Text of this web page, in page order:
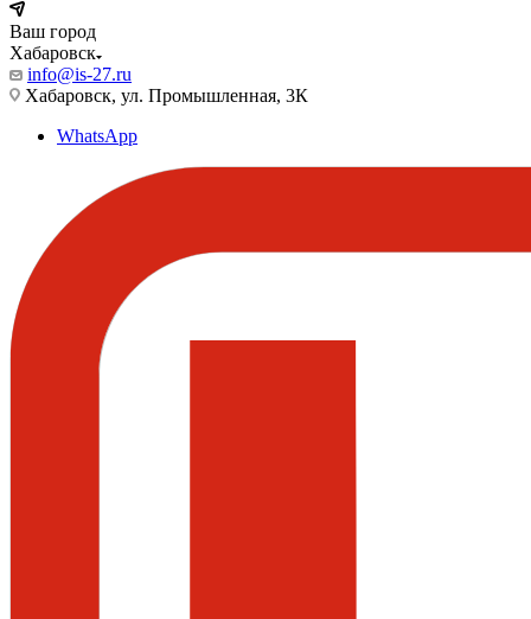
Ваш город
Хабаровск
info@is-27.ru
Хабаровск, ул. Промышленная, 3К
WhatsApp